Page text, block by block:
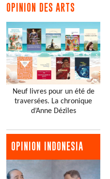
OPINION DES ARTS
Neuf livres pour un été de
traversées. La chronique
d’Anne Dézîles
OPINION INDONESIA